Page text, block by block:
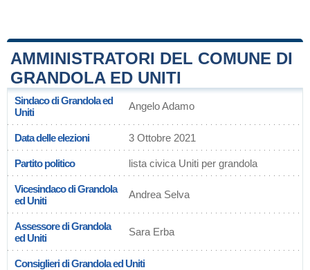
AMMINISTRATORI DEL COMUNE DI
GRANDOLA ED UNITI
Sindaco di Grandola ed
Uniti
Angelo Adamo
Data delle elezioni 3 Ottobre 2021
Partito politico lista civica Uniti per grandola
Vicesindaco di Grandola
ed Uniti
Andrea Selva
Assessore di Grandola
ed Uniti
Sara Erba
Consiglieri di Grandola ed Uniti